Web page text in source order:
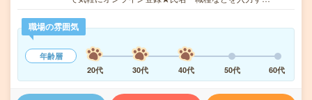
職場の雰囲気
年齢層
20代
30代 40代 50代 60代